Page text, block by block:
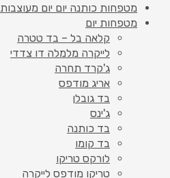
מטפחות כותנה יום יום מעוצבות
מטפחות יום
קלאה בל – בד טטרה
לייקרה מלמלה דו צדדי
ג'קרד תחרה
אריג מודפס
בד גובלן
ג'ינס
בד כותנה
בד קומו
לורקס טריקו
טריקו מודפס לייקרה